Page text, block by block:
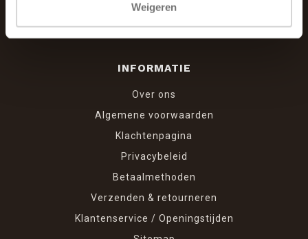
Weigeren
INFORMATIE
Over ons
Algemene voorwaarden
Klachtenpagina
Privacybeleid
Betaalmethoden
Verzenden & retourneren
Klantenservice / Openingstijden